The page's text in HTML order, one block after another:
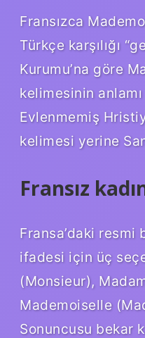
Fransızca
Türkçe karşılığı
Kurumu’na göre
kelimesinin
Evlenmemiş
kelimesi yerine
Fransız
Fransa’daki
ifadesi için üç
(Monsieur),
Mademoiselle
Sonuncusu bekar